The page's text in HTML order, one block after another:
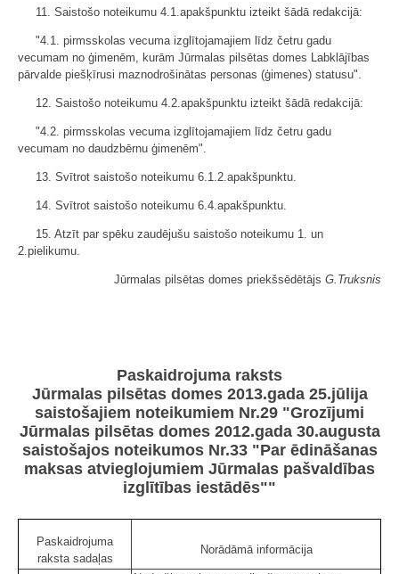
11. Saistošo noteikumu 4.1.apakšpunktu izteikt šādā redakcijā:
"4.1. pirmsskolas vecuma izglītojamajiem līdz četru gadu
vecumam no ģimenēm, kurām Jūrmalas pilsētas domes Labklājības
pārvalde piešķīrusi maznodrošinātas personas (ģimenes) statusu".
12. Saistošo noteikumu 4.2.apakšpunktu izteikt šādā redakcijā:
"4.2. pirmsskolas vecuma izglītojamajiem līdz četru gadu
vecumam no daudzbērnu ģimenēm".
13. Svītrot saistošo noteikumu 6.1.2.apakšpunktu.
14. Svītrot saistošo noteikumu 6.4.apakšpunktu.
15. Atzīt par spēku zaudējušu saistošo noteikumu 1. un
2.pielikumu.
Jūrmalas pilsētas domes priekšsēdētājs G.Truksnis
Paskaidrojuma raksts
Jūrmalas pilsētas domes 2013.gada 25.jūlija
saistošajiem noteikumiem Nr.29 "Grozījumi
Jūrmalas pilsētas domes 2012.gada 30.augusta
saistošajos noteikumos Nr.33 "Par ēdināšanas
maksas atvieglojumiem Jūrmalas pašvaldības
izglītības iestādēs""
Paskaidrojuma
raksta sadaļas
Norādāmā informācija